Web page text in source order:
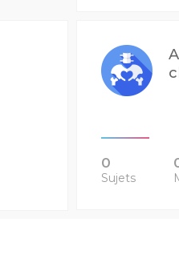
0
Sujets